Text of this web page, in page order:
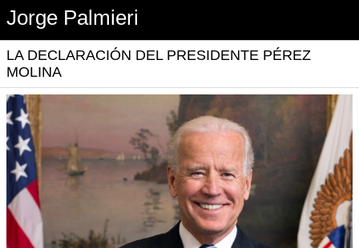
Jorge Palmieri
LA DECLARACIÓN DEL PRESIDENTE PÉREZ
MOLINA